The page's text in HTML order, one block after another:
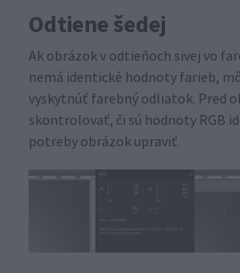
Odtiene šedej
Ak obrázok v odtieňoch sivej vo
nemá identické hodnoty farieb,
vyskytnúť farebný odliatok. Pred
skontrolovať, či sú hodnoty RGB
potreby obrázok upraviť.